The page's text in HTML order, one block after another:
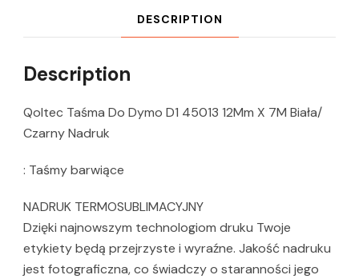
DESCRIPTION
Description
Qoltec Taśma Do Dymo D1 45013 12Mm X 7M Biała/
Czarny Nadruk
: Taśmy barwiące
NADRUK TERMOSUBLIMACYJNY
Dzięki najnowszym technologiom druku Twoje
etykiety będą przejrzyste i wyraźne. Jakość nadruku
jest fotograficzna, co świadczy o staranności jego